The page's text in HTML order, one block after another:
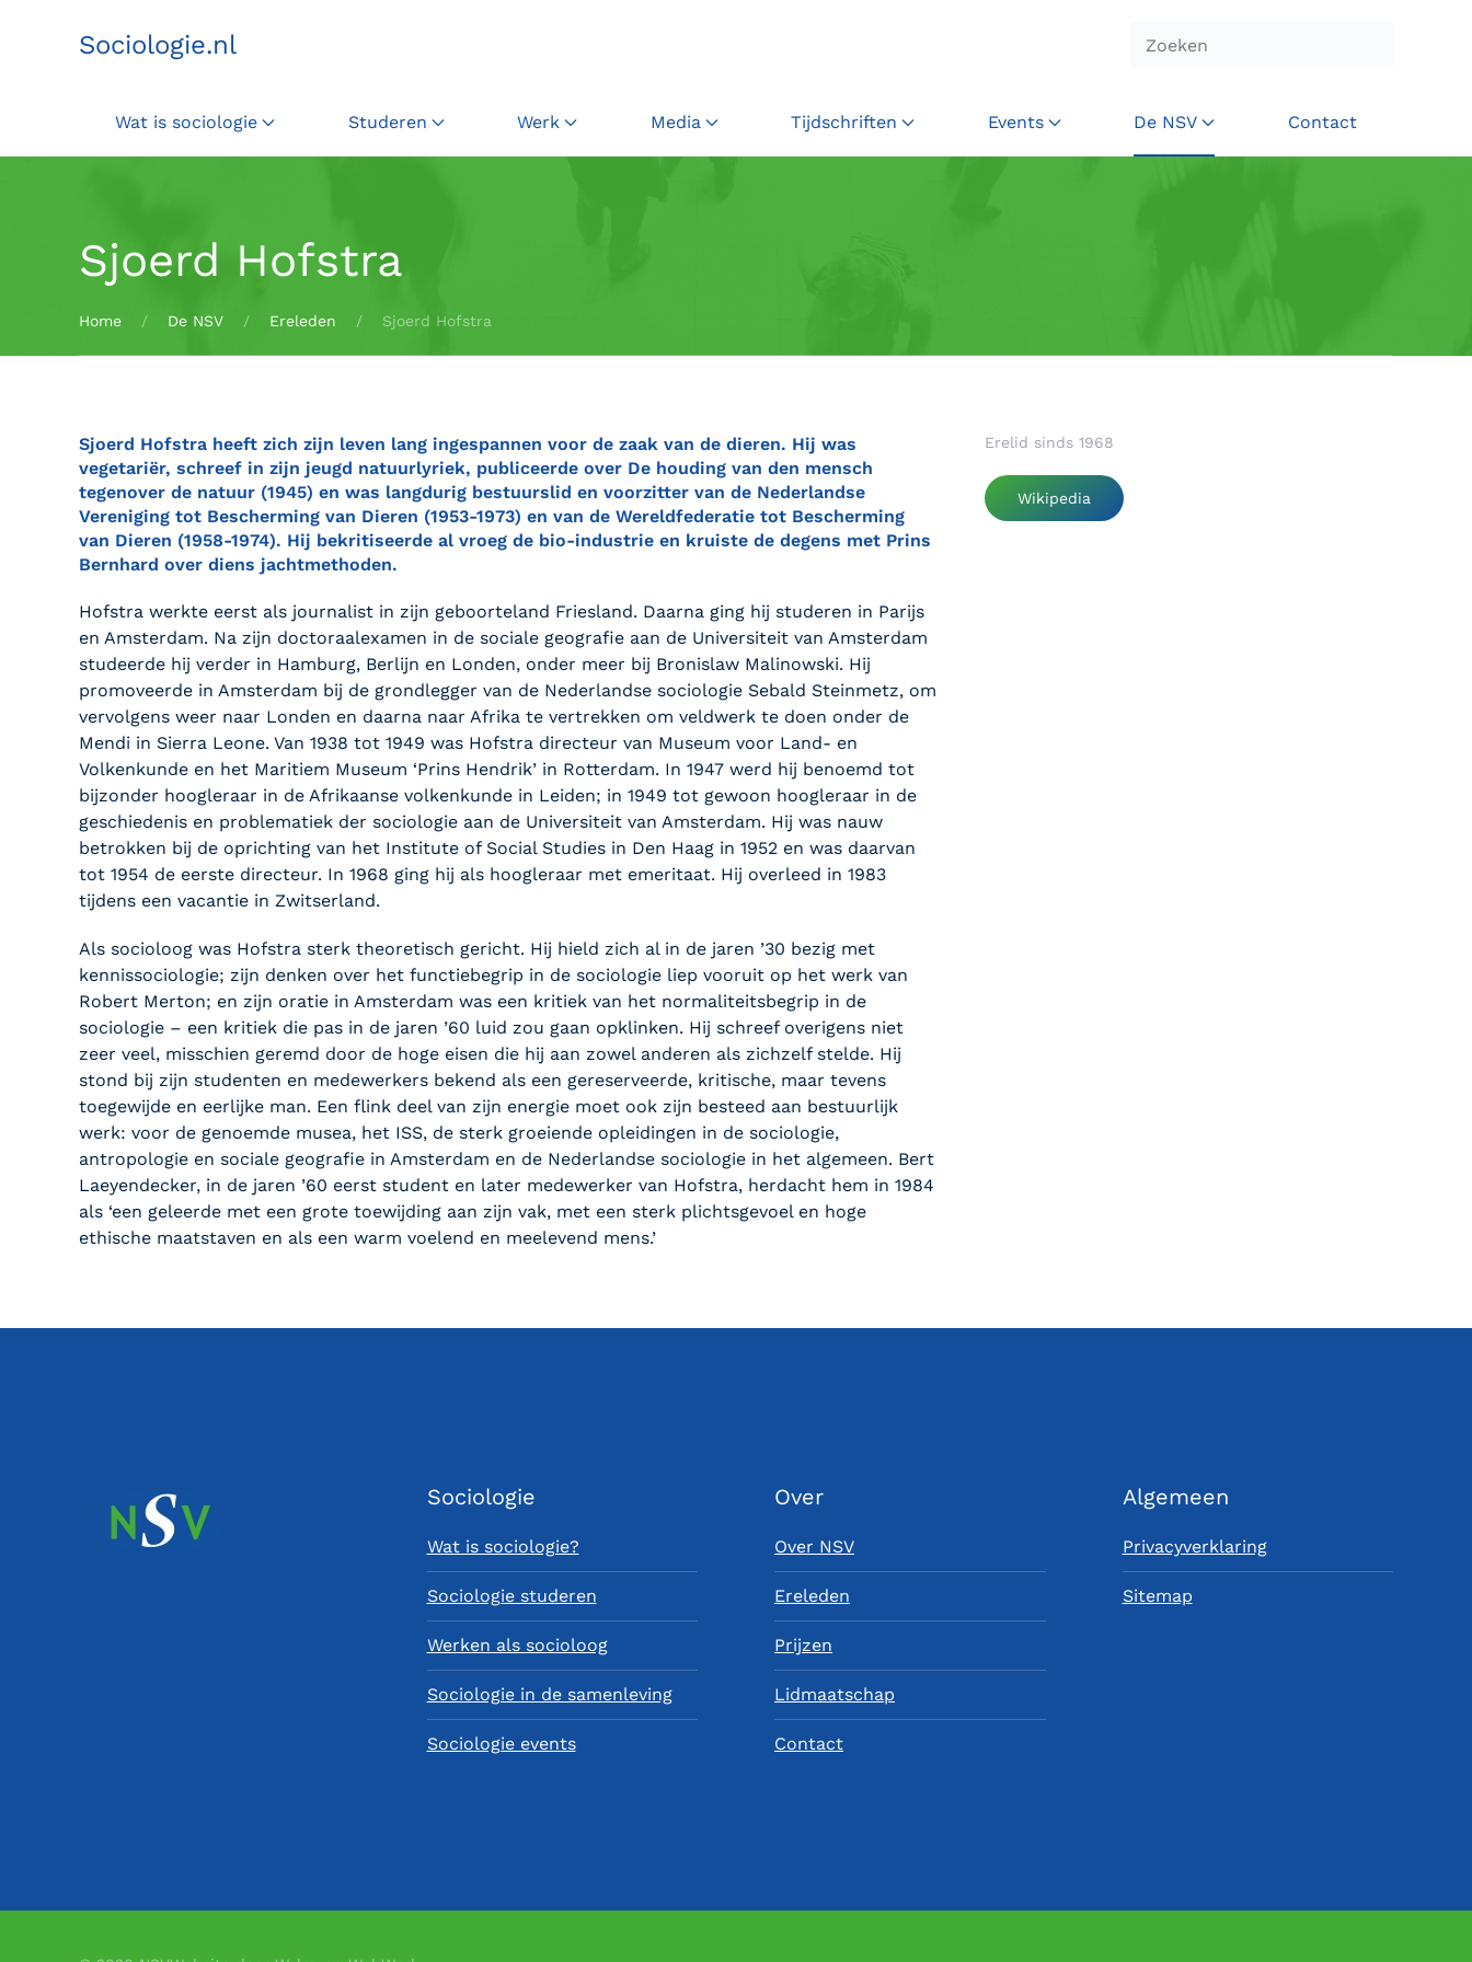
Terug naar hoofdinhoud
Sociologie.nl
Wat is sociologie Studeren Werk Media Tijdschriften Events De NSV Contact
Sjoerd Hofstra
Home De NSV Ereleden Sjoerd Hofstra
Sjoerd Hofstra heeft zich zijn leven lang ingespannen voor de zaak van de dieren. Hij was
vegetariër, schreef in zijn jeugd natuurlyriek, publiceerde over De houding van den mensch
tegenover de natuur (1945) en was langdurig bestuurslid en voorzitter van de Nederlandse
Vereniging tot Bescherming van Dieren (1953-1973) en van de Wereldfederatie tot Bescherming
van Dieren (1958-1974). Hij bekritiseerde al vroeg de bio-industrie en kruiste de degens met Prins
Bernhard over diens jachtmethoden.
Hofstra werkte eerst als journalist in zijn geboorteland Friesland. Daarna ging hij studeren in Parijs
en Amsterdam. Na zijn doctoraalexamen in de sociale geografie aan de Universiteit van Amsterdam
studeerde hij verder in Hamburg, Berlijn en Londen, onder meer bij Bronislaw Malinowski. Hij
promoveerde in Amsterdam bij de grondlegger van de Nederlandse sociologie Sebald Steinmetz, om
vervolgens weer naar Londen en daarna naar Afrika te vertrekken om veldwerk te doen onder de
Mendi in Sierra Leone. Van 1938 tot 1949 was Hofstra directeur van Museum voor Land- en
Volkenkunde en het Maritiem Museum ‘Prins Hendrik’ in Rotterdam. In 1947 werd hij benoemd tot
bijzonder hoogleraar in de Afrikaanse volkenkunde in Leiden; in 1949 tot gewoon hoogleraar in de
geschiedenis en problematiek der sociologie aan de Universiteit van Amsterdam. Hij was nauw
betrokken bij de oprichting van het Institute of Social Studies in Den Haag in 1952 en was daarvan
tot 1954 de eerste directeur. In 1968 ging hij als hoogleraar met emeritaat. Hij overleed in 1983
tijdens een vacantie in Zwitserland.
Als socioloog was Hofstra sterk theoretisch gericht. Hij hield zich al in de jaren ’30 bezig met
kennissociologie; zijn denken over het functiebegrip in de sociologie liep vooruit op het werk van
Robert Merton; en zijn oratie in Amsterdam was een kritiek van het normaliteitsbegrip in de
sociologie – een kritiek die pas in de jaren ’60 luid zou gaan opklinken. Hij schreef overigens niet
zeer veel, misschien geremd door de hoge eisen die hij aan zowel anderen als zichzelf stelde. Hij
stond bij zijn studenten en medewerkers bekend als een gereserveerde, kritische, maar tevens
toegewijde en eerlijke man. Een flink deel van zijn energie moet ook zijn besteed aan bestuurlijk
werk: voor de genoemde musea, het ISS, de sterk groeiende opleidingen in de sociologie,
antropologie en sociale geografie in Amsterdam en de Nederlandse sociologie in het algemeen. Bert
Laeyendecker, in de jaren ’60 eerst student en later medewerker van Hofstra, herdacht hem in 1984
als ‘een geleerde met een grote toewijding aan zijn vak, met een sterk plichtsgevoel en hoge
ethische maatstaven en als een warm voelend en meelevend mens.’
Erelid sinds 1968
Wikipedia
Sociologie
Wat is sociologie?
Sociologie studeren
Werken als socioloog
Sociologie in de samenleving
Sociologie events
Over
Over NSV
Ereleden
Prijzen
Lidmaatschap
Contact
Algemeen
Privacyverklaring
Sitemap